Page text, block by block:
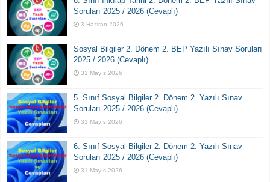
Soruları 2025 / 2026 (Cevaplı)
3 Haziran 2026
Sosyal Bilgiler 2. Dönem 2. BEP Yazılı Sınav Soruları
2025 / 2026 (Cevaplı)
31 Mayıs 2026
5. Sınıf Sosyal Bilgiler 2. Dönem 2. Yazılı Sınav
Soruları 2025 / 2026 (Cevaplı)
31 Mayıs 2026
6. Sınıf Sosyal Bilgiler 2. Dönem 2. Yazılı Sınav
Soruları 2025 / 2026 (Cevaplı)
31 Mayıs 2026